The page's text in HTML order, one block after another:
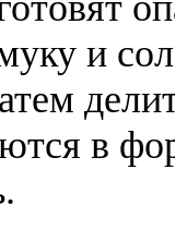
и
в